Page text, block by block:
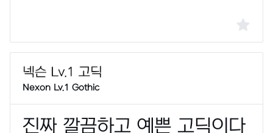
Nexon Lv.1 Gothic